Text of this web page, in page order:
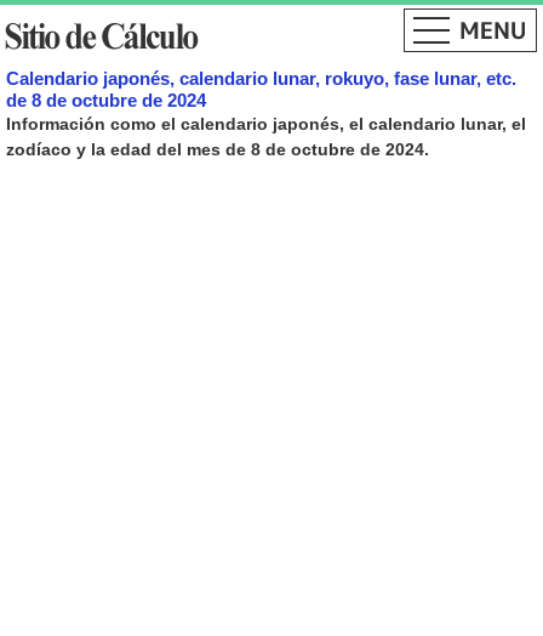
Calendario japonés, calendario lunar, rokuyo, fase lunar, etc.
de 8 de octubre de 2024
Información como el calendario japonés, el calendario lunar, el
zodíaco y la edad del mes de 8 de octubre de 2024.